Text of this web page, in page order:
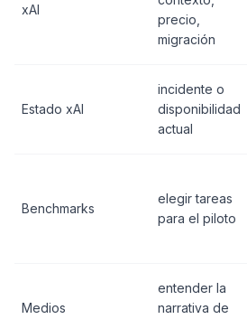
xAI
precio,
migración
Estado xAI
incidente o
disponibilidad
actual
Benchmarks
elegir tareas
para el piloto
Medios
entender la
narrativa de